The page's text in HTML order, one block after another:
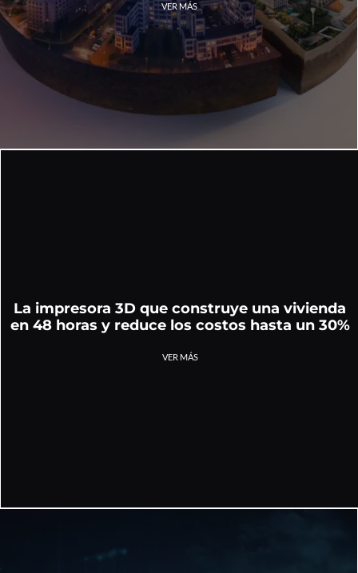
VER MÁS
La impresora 3D que construye una vivienda
en 48 horas y reduce los costos hasta un 30%
VER MÁS